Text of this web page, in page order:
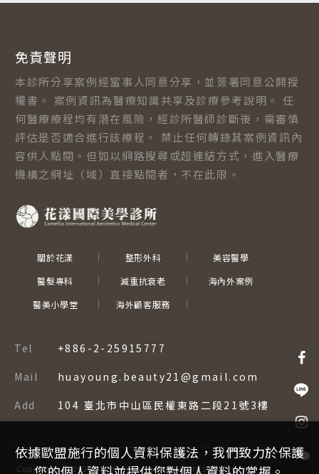
免責聲明
本診所分享案例經當事人同意分享，並簽署同意公開授
權書。 案例資訊為醫療知識共享及診療參考說明。 任
何醫療療程均有潛在風險，經診所醫師診斷後，需審慎
評估是否適合進行該療程。 禁止任何轉錄其案例資訊內
容供人點閱。但如以網路搜尋或超連結方式，進入醫療
機構之網址（域）直接點閱者，不在此限。
關於花漾 整形外科
美容醫學
醫髮專科
減重抗衰老
海內外案例
醫美小學堂
海外顧客服務
Tel
+886-2-25915777
Mail
huayoung.beauty21@gmail.com
Add
104 臺北市中山區民權東路二段21號3樓
Copyright © 2026 – Corporation. All Rights Reserved.
依據歐盟施行的個人資料保護法，我們致力於保護